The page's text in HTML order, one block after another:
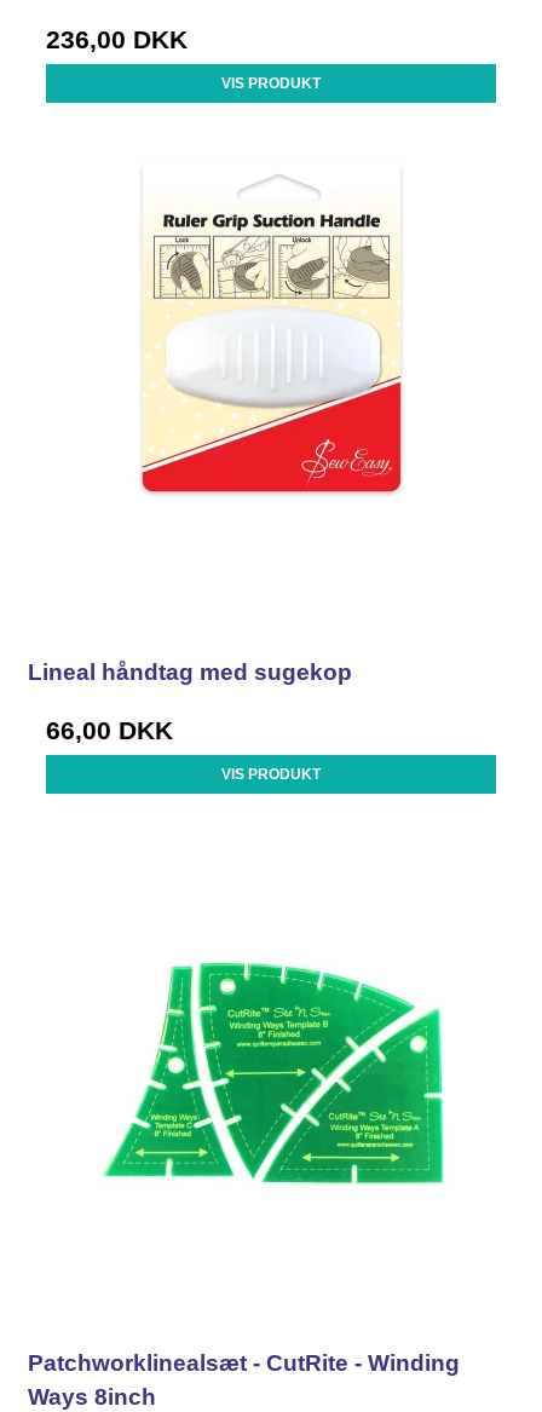
236,00 DKK
VIS PRODUKT
Lineal håndtag med sugekop
66,00 DKK
VIS PRODUKT
Patchworklinealsæt - CutRite - Winding
Ways 8inch